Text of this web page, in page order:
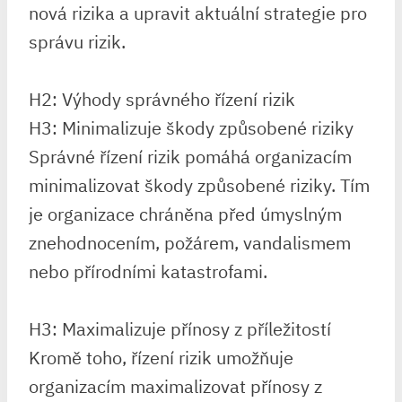
nová rizika a upravit aktuální strategie pro
správu rizik.
H2: Výhody správného řízení rizik
H3: Minimalizuje škody způsobené riziky
Správné řízení rizik pomáhá organizacím
minimalizovat škody způsobené riziky. Tím
je organizace chráněna před úmyslným
znehodnocením, požárem, vandalismem
nebo přírodními katastrofami.
H3: Maximalizuje přínosy z příležitostí
Kromě toho, řízení rizik umožňuje
organizacím maximalizovat přínosy z